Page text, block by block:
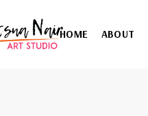
HOME ABOUT